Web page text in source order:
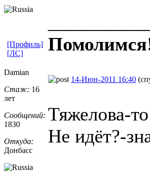
[Профиль]
[ЛС]
Damian
Стаж: 16
лет
Сообщений:
1830
Откуда:
Донбасс
14-Июн-2011 16:40
Тяжелова-
Не идёт?-